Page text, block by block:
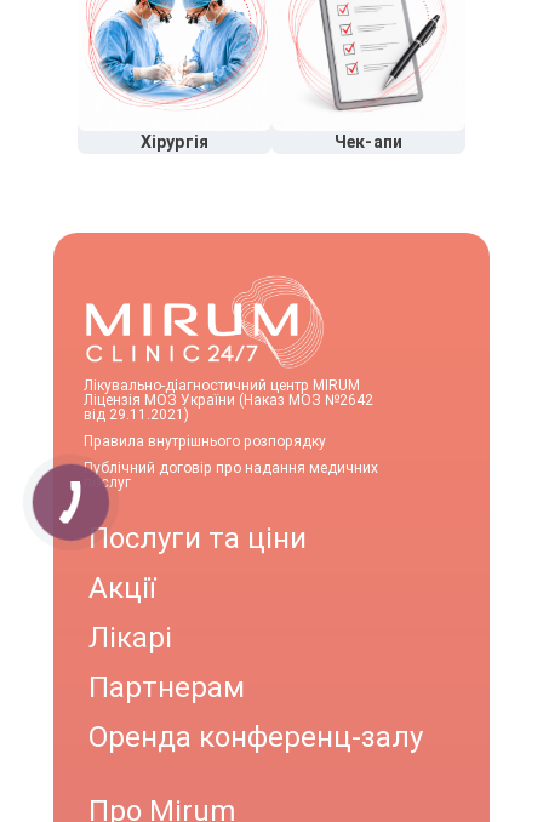
Хірургія Чек-апи
Лікувально-діагностичний центр MIRUM
Ліцензія МОЗ України (Наказ МОЗ №2642
від 29.11.2021)
Правила внутрішнього розпорядку
Публічний договір про надання медичних
послуг
Послуги та ціни
Акції
Лікарі
Партнерам
Оренда конференц-залу
Про Mirum